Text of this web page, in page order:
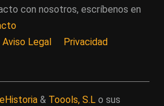
con nosotros, escríbenos en
Aviso Legal Privacidad
& Toools, S.L o sus